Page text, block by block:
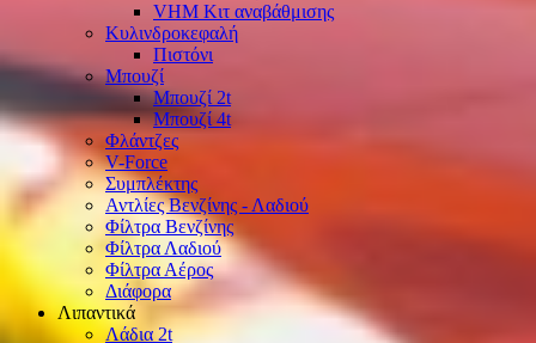
VHM Κιτ αναβάθμισης
Κυλινδροκεφαλή
Πιστόνι
Μπουζί
Μπουζί 2t
Μπουζί 4t
Φλάντζες
V-Force
Συμπλέκτης
Αντλίες Βενζίνης - Λαδιού
Φίλτρα Βενζίνης
Φίλτρα Λαδιού
Φίλτρα Αέρος
Διάφορα
Λιπαντικά
Λάδια 2t